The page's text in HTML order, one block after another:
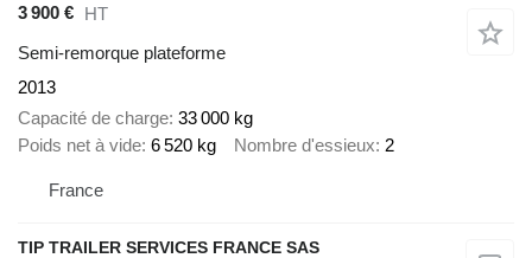
3 900 € HT
Semi-remorque plateforme
2013
Capacité de charge 33 000 kg
Poids net à vide 6 520 kg Nombre d'essieux 2
France
TIP TRAILER SERVICES FRANCE SAS